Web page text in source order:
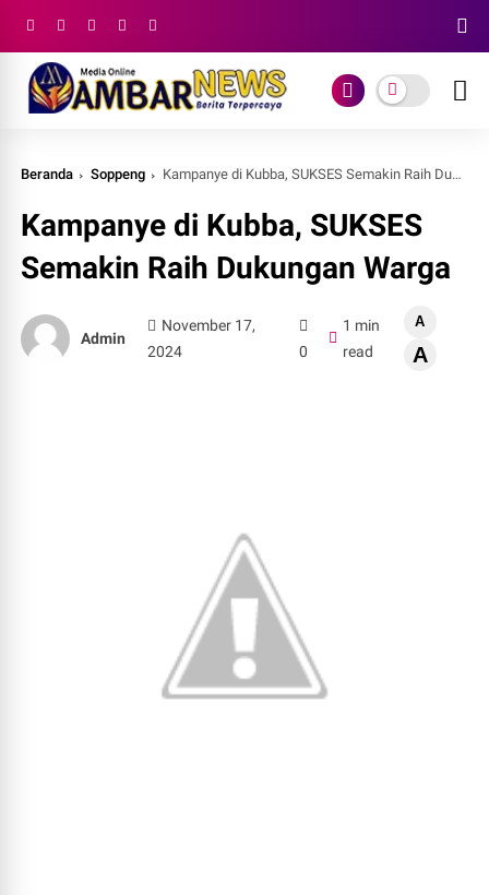
Beranda Soppeng Kampanye di Kubba, SUKSES Semakin Raih Dukungan Warga
Kampanye di Kubba, SUKSES
Semakin Raih Dukungan Warga
Admin
November 17,
2024
0
1 min
read
A
A